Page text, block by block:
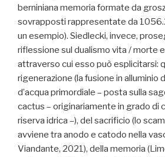
berniniana memoria formate da
sovrapposti rappresentate da
un esempio). Siedlecki, invece,
riflessione sul dualismo vita / morte
attraverso cui esso può esplicitarsi:
rigenerazione (la fusione in alluminio
d’acqua primordiale – posta sulla
cactus – originariamente in grado di
riserva idrica –), del sacrificio (lo
avviene tra anodo e catodo nella
Viandante, 2021), della memoria